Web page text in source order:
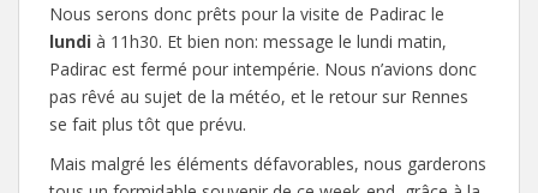
Nous serons donc prêts pour la visite de Padirac le
lundi à 11h30. Et bien non: message le lundi matin,
Padirac est fermé pour intempérie. Nous n’avions donc
pas rêvé au sujet de la météo, et le retour sur Rennes
se fait plus tôt que prévu.
Mais malgré les éléments défavorables, nous garderons